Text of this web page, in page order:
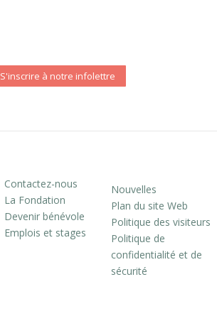
S'inscrire à notre infolettre
Contactez-nous
La Fondation
Devenir bénévole
Emplois et stages
Nouvelles
Plan du site Web
Politique des visiteurs
Politique de
confidentialité et de
sécurité